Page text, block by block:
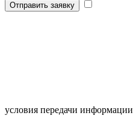
Отправить заявку
условия передачи информации